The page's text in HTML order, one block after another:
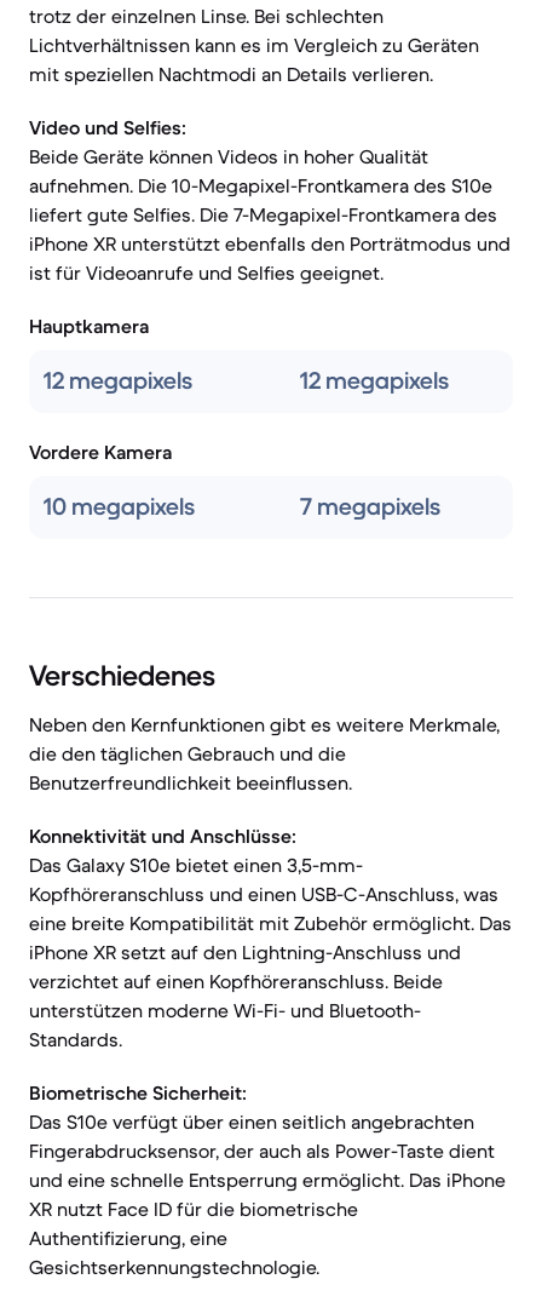
trotz der einzelnen Linse. Bei schlechten
Lichtverhältnissen kann es im Vergleich zu Geräten
mit speziellen Nachtmodi an Details verlieren.
Video und Selfies:
Beide Geräte können Videos in hoher Qualität
aufnehmen. Die 10-Megapixel-Frontkamera des S10e
liefert gute Selfies. Die 7-Megapixel-Frontkamera des
iPhone XR unterstützt ebenfalls den Porträtmodus und
ist für Videoanrufe und Selfies geeignet.
Hauptkamera
12 megapixels 12 megapixels
Vordere Kamera
10 megapixels 7 megapixels
Verschiedenes
Neben den Kernfunktionen gibt es weitere Merkmale,
die den täglichen Gebrauch und die
Benutzerfreundlichkeit beeinflussen.
Konnektivität und Anschlüsse:
Das Galaxy S10e bietet einen 3,5-mm-
Kopfhöreranschluss und einen USB-C-Anschluss, was
eine breite Kompatibilität mit Zubehör ermöglicht. Das
iPhone XR setzt auf den Lightning-Anschluss und
verzichtet auf einen Kopfhöreranschluss. Beide
unterstützen moderne Wi-Fi- und Bluetooth-
Standards.
Biometrische Sicherheit:
Das S10e verfügt über einen seitlich angebrachten
Fingerabdrucksensor, der auch als Power-Taste dient
und eine schnelle Entsperrung ermöglicht. Das iPhone
XR nutzt Face ID für die biometrische
Authentifizierung, eine
Gesichtserkennungstechnologie.